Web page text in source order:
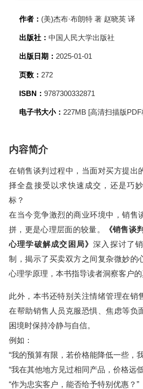
作者： (美)杰布·布朗特 著 赵晓英 译
出版社： 中国人民大学出版社
出版日期： 2025-01-01
页数： 272
ISBN： 9787300332871
电子书大小： 227MB [高清扫描版PDF
内容简介
在销售谈判过程中，当面对买方提出
择全盘接受以求快速成交，还是巧
标？
在当今竞争激烈的商业环境中，销售
拼，更是心理层面的较量。
《销售谈
心理学破解成交困局》深入探讨了
制，揭示了买卖双方之间复杂微妙的
心理学原理，本书指导读者洞察客户的
此外，本书还特别关注情绪管理在销
在帮助销售人员克服恐惧、焦虑等负
困境时保持冷静与自信。
例如：
“我的预算有限，若价格能降低一些，
“我在其他地方见过相同产品，价格远
“作为忠实客户，能否给予特别优惠？”